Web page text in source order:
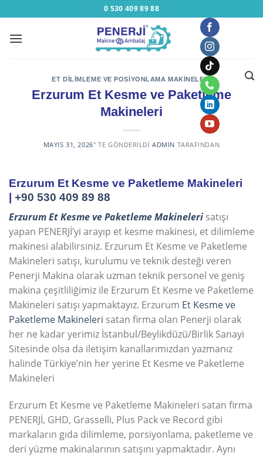
to
content
0 530 409 89 88
ET DILIMLEME VE POSIYONLAMA MAKINELERI
Erzurum Et Kesme ve Paketleme
Makineleri
MAYIS 31, 2026’' TE GÖNDERILDI ADMIN TARAFINDAN
Erzurum Et Kesme ve Paketleme Makineleri
| +90 530 409 89 88
Erzurum Et Kesme ve Paketleme Makineleri satışı
yapan PENERJİ’yi arayıp et kesme makinesi, et dilimleme
makinesi alabilirsiniz. Erzurum Et Kesme ve Paketleme
Makineleri satışı, kurulumu ve teknik desteği veren
Penerji Makina olarak uzman teknik personel ve geniş
makina çeşitliliğimiz ile Erzurum Et Kesme ve Paketleme
Makineleri satışı yapmaktayız. Erzurum Et Kesme ve
Paketleme Makineleri satan firma olan Penerji olarak
her ne kadar yerimiz İstanbul/Beylikdüzü/Birlik Sanayi
Sitesinde olsa da iletişim kanallarımızdan yazmanız
halinde Türkiye’nin her yerine Et Kesme ve Paketleme
Makineleri
Erzurum Et Kesme ve Paketleme Makineleri satan firma
PENERJİ, GHD, Grasselli, Plus Pack ve Record gibi
markaların gıda dilimleme, porsiyonlama, paketleme ve
deri yüzme makinalarının satışını yapmaktadır. Aynı